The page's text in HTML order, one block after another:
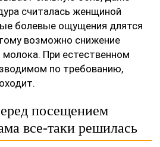
считалась женщиной
болевые ощущения длятся
возможно снижение
молока. При естественном
по требованию,
посещением
все-таки решилась